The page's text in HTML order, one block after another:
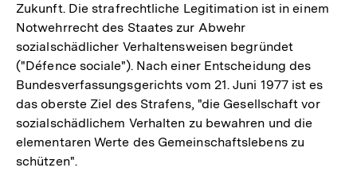
Zukunft. Die strafrechtliche Legitimation ist in einem
Notwehrrecht des Staates zur Abwehr
sozialschädlicher Verhaltensweisen begründet
("Défence sociale"). Nach einer Entscheidung des
Bundesverfassungsgerichts vom 21. Juni 1977 ist es
das oberste Ziel des Strafens, "die Gesellschaft vor
sozialschädlichem Verhalten zu bewahren und die
elementaren Werte des Gemeinschaftslebens zu
schützen".